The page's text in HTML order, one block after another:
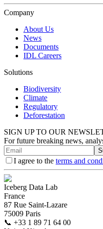
Company
About Us
News
Documents
IDL Careers
Solutions
Biodiversity
Climate
Regulatory
Deforestation
SIGN UP TO OUR
For future breaking news,
I agree to the terms and
Iceberg Data Lab
France
87 Rue Saint-Lazare
75009 Paris
📞 +33 1 89 71 64 00